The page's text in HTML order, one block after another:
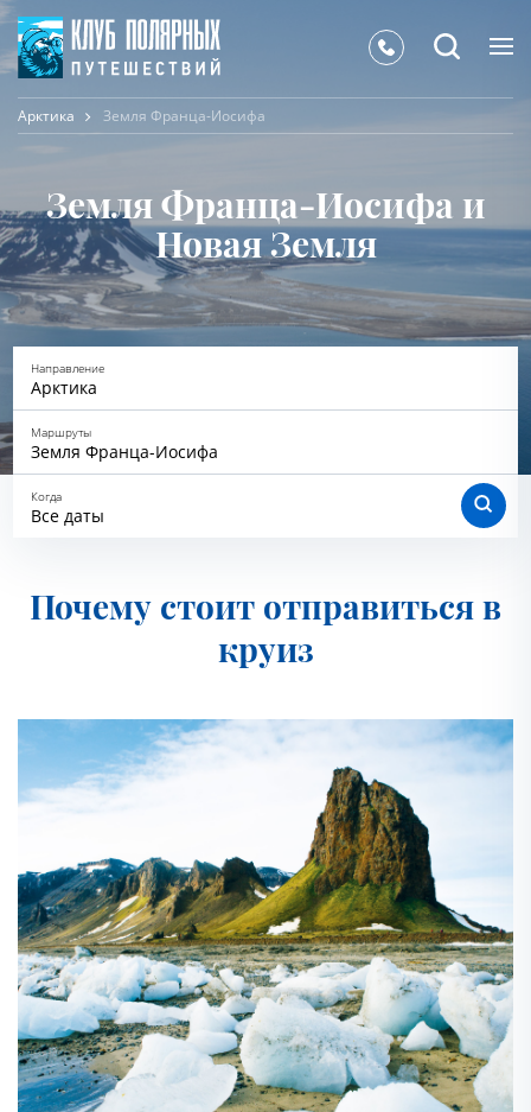
Арктика Земля Франца-Иосифа
Земля Франца-Иосифа и
Новая Земля
Направление
Арктика
Маршруты
Земля Франца-Иосифа
Когда
Все даты
Почему стоит отправиться в
круиз